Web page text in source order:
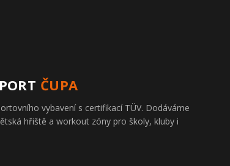
ČUPA
vybavení s certifikací TÜV. Dodáváme
hřiště a workout zóny pro školy, kluby i